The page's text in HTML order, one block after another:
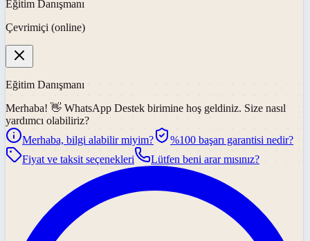
Eğitim Danışmanı
Çevrimiçi (online)
Eğitim Danışmanı
Merhaba! 👋 WhatsApp Destek birimine hoş geldiniz. Size nasıl
yardımcı olabiliriz?
Merhaba, bilgi alabilir miyim?
%100 başarı garantisi nedir?
Fiyat ve taksit seçenekleri
Lütfen beni arar mısınız?